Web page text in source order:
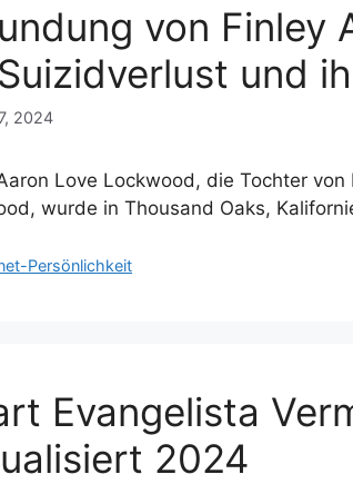
von Finley
und
2024
Love Lockwood, die Tochter
wurde in Thousand Oaks,
Persönlichkeit
Evangelista
2024